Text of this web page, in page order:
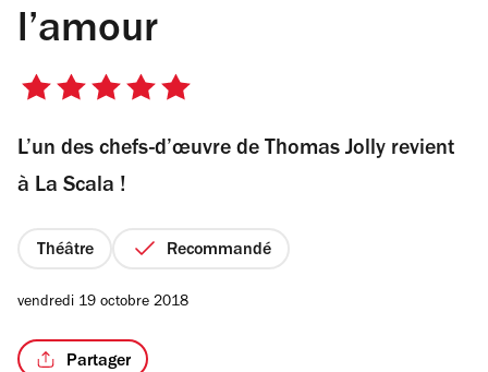
l’amour
5
5
étoiles
L’un des chefs-d’œuvre de Thomas Jolly revient
à La Scala !
Théâtre Recommandé
vendredi 19 octobre 2018
Partager